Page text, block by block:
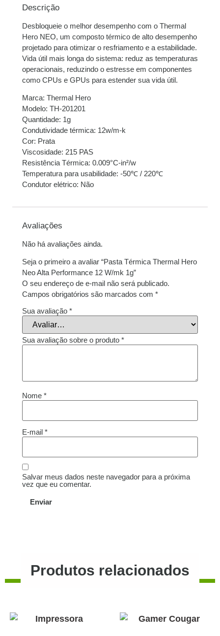
Descrição
Desbloqueie o melhor desempenho com o Thermal
Hero NEO, um composto térmico de alto desempenho
projetado para otimizar o resfriamento e a estabilidade.
Vida útil mais longa do sistema: reduz as temperaturas
operacionais, reduzindo o estresse em componentes
como CPUs e GPUs para estender sua vida útil.
Marca: Thermal Hero
Modelo: TH-201201
Quantidade: 1g
Condutividade térmica: 12w/m-k
Cor: Prata
Viscosidade: 215 PAS
Resistência Térmica: 0.009°C-in²/w
Temperatura para usabilidade: -50℃ / 220℃
Condutor elétrico: Não
Avaliações
Não há avaliações ainda.
Seja o primeiro a avaliar “Pasta Térmica Thermal Hero
Neo Alta Performance 12 W/mk 1g”
O seu endereço de e-mail não será publicado.
Campos obrigatórios são marcados com *
Sua avaliação *
Sua avaliação sobre o produto *
Nome *
E-mail *
Salvar meus dados neste navegador para a próxima
vez que eu comentar.
Produtos relacionados